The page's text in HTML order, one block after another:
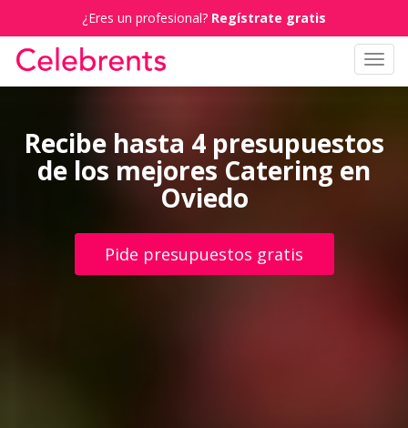
¿Eres un profesional? Regístrate gratis
Recibe hasta 4 presupuestos
de los mejores Catering en
Oviedo
Pide presupuestos gratis